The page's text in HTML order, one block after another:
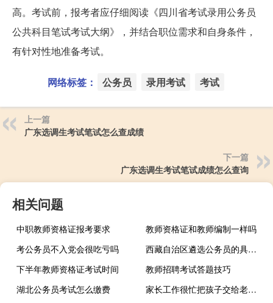
高。考试前，报考者应仔细阅读《四川省考试录用公务员
公共科目笔试考试大纲》，并结合职位需求和自身条件，
有针对性地准备考试。
网络标签： 公务员 录用考试 考试
上一篇
广东选调生考试笔试怎么查成绩
下一篇
广东选调生考试笔试成绩怎么查询
相关问题
中职教师资格证报考要求
教师资格证和教师编制一样吗
考公务员不入党会很吃亏吗
西藏自治区遴选公务员的具体要求
下半年教师资格证考试时间
教师招聘考试答题技巧
湖北公务员考试怎么缴费
家长工作很忙把孩子交给老师看管老师怎么办